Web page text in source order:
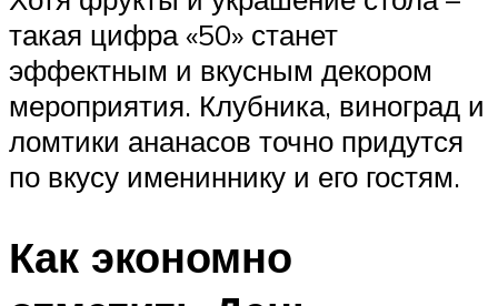
такая цифра «50» станет
эффектным и вкусным декором
мероприятия. Клубника, виноград и
ломтики ананасов точно придутся
по вкусу имениннику и его гостям.
Как экономно